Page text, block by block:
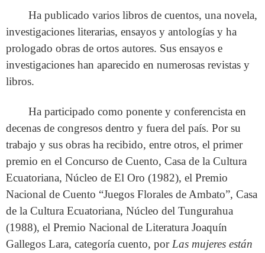
Ha publicado varios libros de cuentos, una novela,
investigaciones literarias, ensayos y antologías y ha
prologado obras de ortos autores. Sus ensayos e
investigaciones han aparecido en numerosas revistas y
libros.
Ha participado como ponente y conferencista en
decenas de congresos dentro y fuera del país. Por su
trabajo y sus obras ha recibido, entre otros, el primer
premio en el Concurso de Cuento, Casa de la Cultura
Ecuatoriana, Núcleo de El Oro (1982), el Premio
Nacional de Cuento “Juegos Florales de Ambato”, Casa
de la Cultura Ecuatoriana, Núcleo del Tungurahua
(1988), el Premio Nacional de Literatura Joaquín
Gallegos Lara, categoría cuento, por Las mujeres están